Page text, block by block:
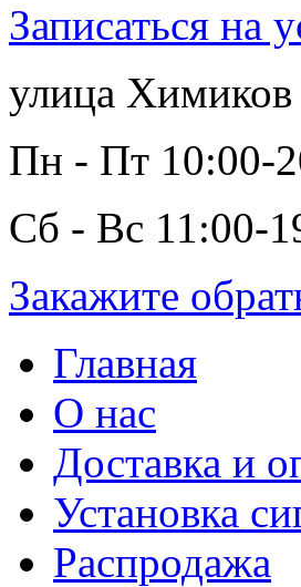
Записаться на
улица
Пн - Пт 10:00-
Сб - Вс 11:00-
Закажите
Главная
О нас
Доставка и
Установка
Распродажа